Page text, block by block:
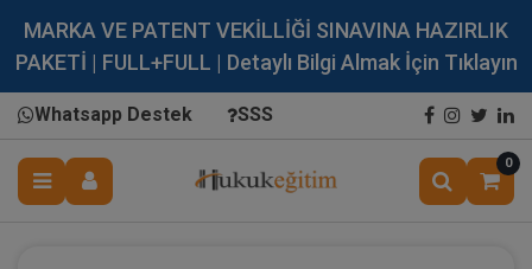
MARKA VE PATENT VEKİLLİĞİ SINAVINA HAZIRLIK
PAKETİ | FULL+FULL | Detaylı Bilgi Almak İçin Tıklayın
Whatsapp Destek SSS
0